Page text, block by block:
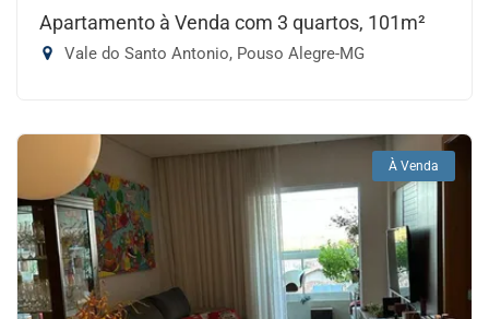
Apartamento à Venda com 3 quartos, 101m²
Vale do Santo Antonio, Pouso Alegre-MG
À Venda